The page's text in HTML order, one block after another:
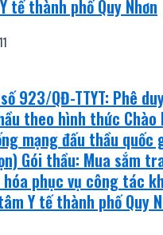
tế thành phố Quy Nhơn
923/QĐ-TTYT: Phê
theo hình thức
mạng đấu thầu quốc
Gói thầu: Mua sắm
phục vụ công tác
Y tế thành phố Quy